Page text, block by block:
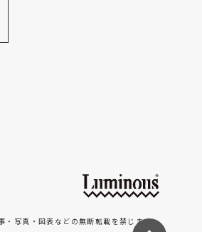
写真・図表などの無断転載を禁じます。